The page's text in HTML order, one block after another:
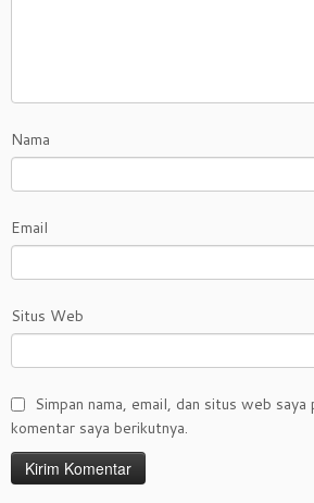
Nama
Email
Situs Web
Simpan nama, email, dan situs web saya
komentar saya berikutnya.